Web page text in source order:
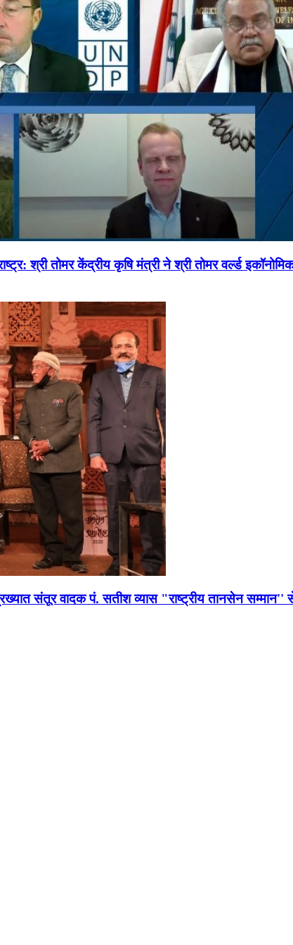
श्री तोमर केंद्रीय कृषि मंत्री ने श्री तोमर वर्ल्ड
संतूर वादक पं. सतीश व्यास "राष्ट्रीय तानसेन